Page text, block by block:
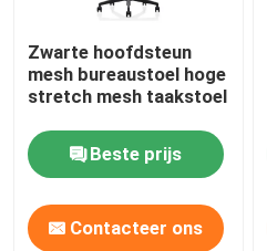
Zwarte hoofdsteun
mesh bureaustoel hoge
stretch mesh taakstoel
Beste prijs
Contacteer ons